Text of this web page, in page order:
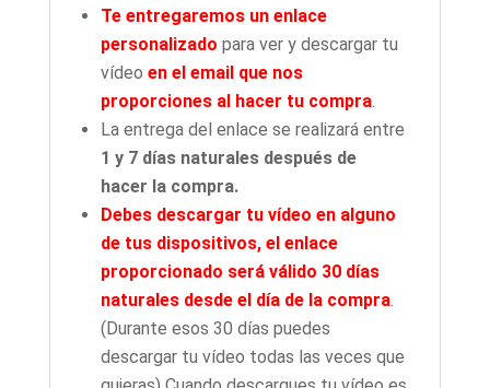
Te entregaremos un enlace
personalizado para ver y descargar tu
vídeo en el email que nos
proporciones al hacer tu compra.
La entrega del enlace se realizará entre
1 y 7 días naturales después de
hacer la compra.
Debes descargar tu vídeo en alguno
de tus dispositivos, el enlace
proporcionado será válido 30 días
naturales desde el día de la compra.
(Durante esos 30 días puedes
descargar tu vídeo todas las veces que